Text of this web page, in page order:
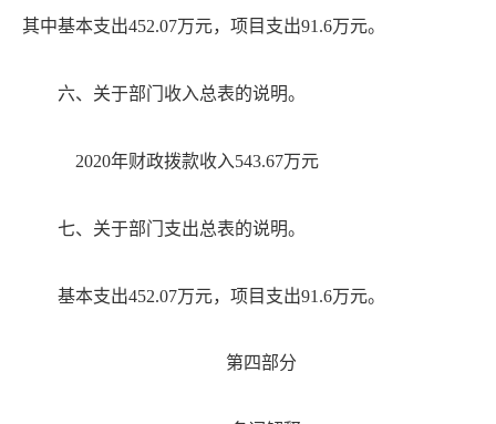
其中基本支出452.07万元，项目支出91.6万元。
六、关于部门收入总表的说明。
2020年财政拨款收入543.67万元
七、 关于部门支出总表的说明。
基本支出452.07万元，项目支出91.6万元。
第四部分